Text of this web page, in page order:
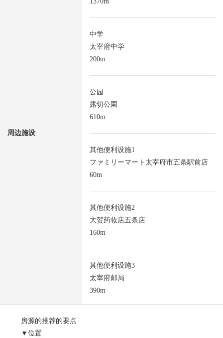
周边施设
中学
太宰府中学
200m
公园
露切公園
610m
其他便利设施1
ファミリーマート太宰府市五条駅前店
60m
其他便利设施2
大贺药妆店五条店
160m
其他便利设施3
太宰府邮局
390m
房源的推荐的要点
▼位置